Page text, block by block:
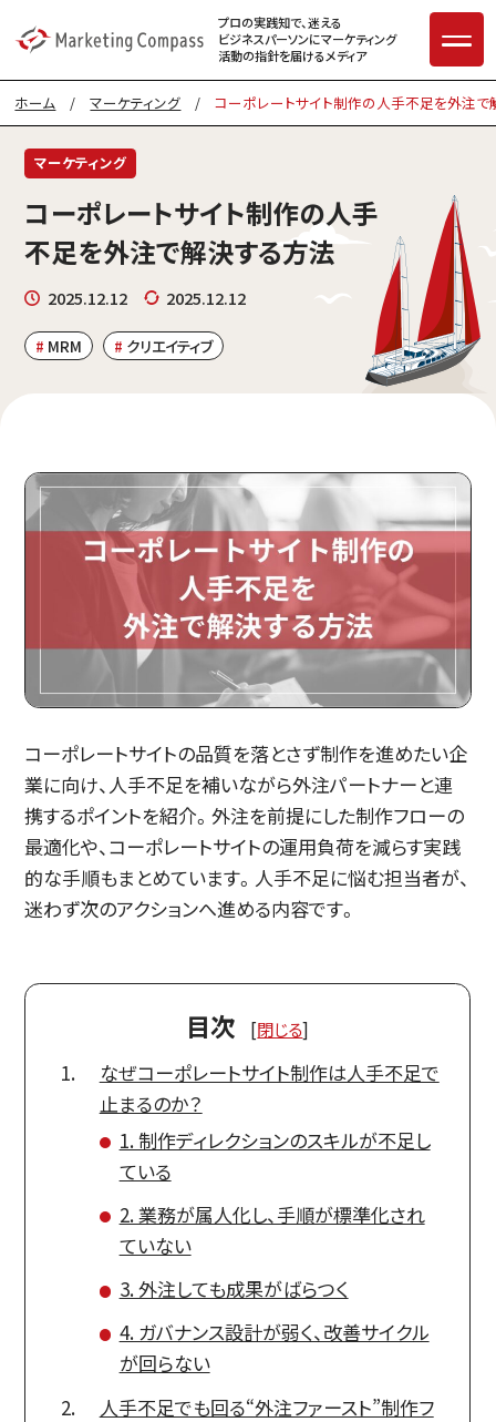
プロの実践知で、迷える
ビジネスパーソンにマーケティング
活動の指針を届けるメディア
ホーム /マーケティング /コーポレートサイト制作の人手不足を外注
マーケティング
コーポレートサイト制作の人手
不足を外注で解決する方法
2025.12.12 2025.12.12
MRM クリエイティブ
コーポレートサイトの品質を落とさず制作を進めたい企
業に向け、人手不足を補いながら外注パートナーと連
携するポイントを紹介。外注を前提にした制作フローの
最適化や、コーポレートサイトの運用負荷を減らす実践
的な手順もまとめています。人手不足に悩む担当者が、
迷わず次のアクションへ進める内容です。
目次 [閉じる]
なぜコーポレートサイト制作は人手不足で
止まるのか？
1. 制作ディレクションのスキルが不足し
ている
2. 業務が属人化し、手順が標準化され
ていない
3. 外注しても成果がばらつく
4. ガバナンス設計が弱く、改善サイクル
が回らない
人手不足でも回る“外注ファースト”制作フ